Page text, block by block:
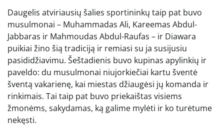
Daugelis atviriausių šalies sportininkų taip pat buvo
musulmonai – Muhammadas Ali, Kareemas Abdul-
Jabbaras ir Mahmoudas Abdul-Raufas – ir Diawara
puikiai žino šią tradiciją ir remiasi su ja susijusiu
pasididžiavimu. Šeštadienis buvo kupinas apylinkių ir
paveldo: du musulmonai niujorkiečiai kartu šventė
šventą vakarienę, kai miestas džiaugėsi jų komanda ir
rinkimais. Tai taip pat buvo priekaištas visiems
žmonėms, sakydamas, ką galime mylėti ir ko turėtume
nekęsti.